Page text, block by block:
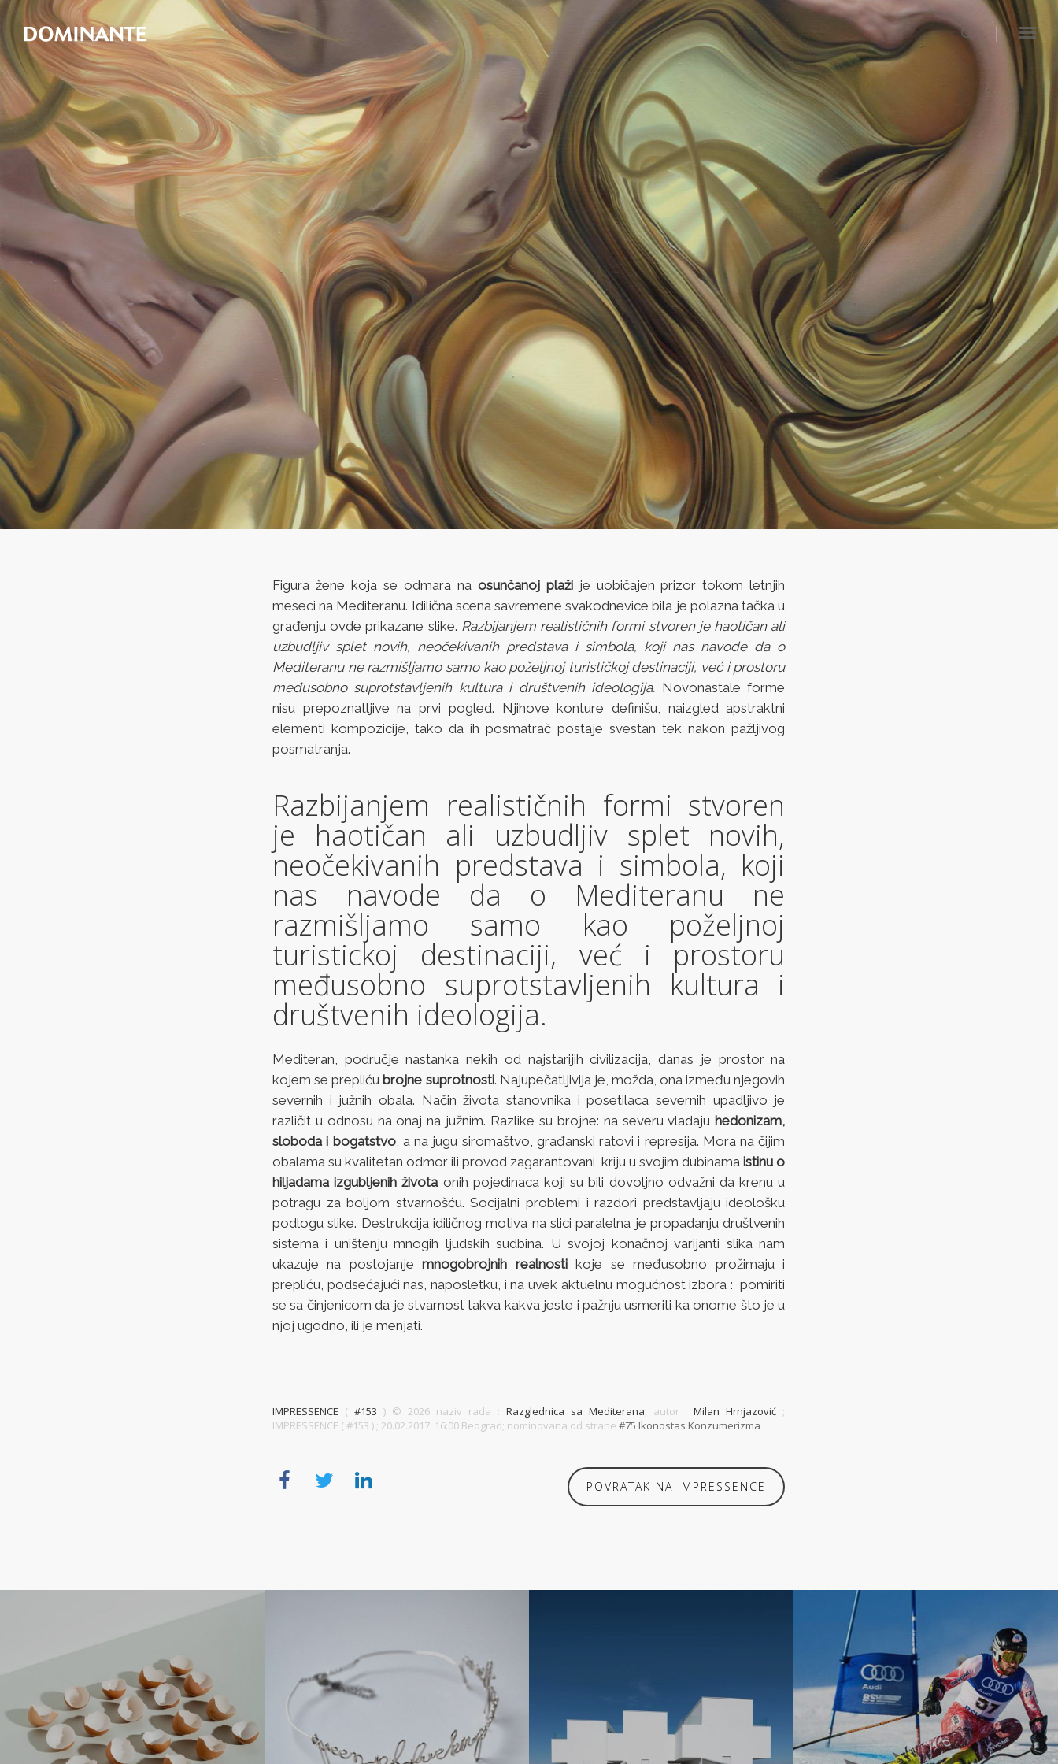
Figura žene koja se odmara na osunčanoj plažije uobičajen prizor tokom letnjih
meseci na Mediteranu. Idilična scena savremene svakodnevice bila je polazna tačka u
građenju ovde prikazane slike. Razbijanjem realističnih formi stvoren je haotičan ali
uzbudljiv splet novih, neočekivanih predstava i simbola, koji nas navode da o
Mediteranu ne razmišljamo samo kao poželjnoj turističkoj destinaciji, već i prostoru
međusobno suprotstavljenih kultura i društvenih ideologija. Novonastale forme
nisu prepoznatljive na prvi pogled. Njihove konture definišu, naizgled apstraktni
elementi kompozicije, tako da ih posmatrač postaje svestan tek nakon pažljivog
posmatranja.
Razbijanjem realističnih formi stvoren
je haotičan ali uzbudljiv splet novih,
neočekivanih predstava i simbola, koji
nas navode da o Mediteranu ne
razmišljamo samo kao poželjnoj
turistickoj destinaciji, već i prostoru
međusobno suprotstavljenih kultura i
društvenih ideologija.
Mediteran, područje nastanka nekih od najstarijih civilizacija, danas je prostor na
kojem se prepliću brojne suprotnosti. Najupečatljivija je, možda, ona između njegovih
severnih i južnih obala. Način života stanovnika i posetilaca severnih upadljivo je
različit u odnosu na onaj na južnim. Razlike su brojne: na severu vladaju hedonizam,
sloboda i bogatstvo, a na jugu siromaštvo, građanski ratovi i represija. Mora na čijim
obalama su kvalitetan odmor ili provod zagarantovani, kriju u svojim dubinama istinu o
hiljadama izgubljenih života onih pojedinaca koji su bili dovoljno odvažni da krenu u
potragu za boljom stvarnošću. Socijalni problemi i razdori predstavljaju ideološku
podlogu slike. Destrukcija idiličnog motiva na slici paralelna je propadanju društvenih
sistema i uništenju mnogih ljudskih sudbina. U svojoj konačnoj varijanti slika nam
ukazuje na postojanjemnogobrojnih realnostikoje se međusobno prožimaju i
prepliću, podsećajući nas, naposletku, i na uvek aktuelnu mogućnost izbora : pomiriti
se sa činjenicom da je stvarnost takva kakva jeste i pažnju usmeriti ka onome što je u
njoj ugodno, ili je menjati.
IMPRESSENCE ( #153 ) © 2026 naziv rada : Razglednica sa Mediterana, autor :Milan Hrnjazović ;
IMPRESSENCE ( #153 ) ; 20.02.2017. 16:00 Beograd; nominovana od strane #75 Ikonostas Konzumerizma
POVRATAK NA IMPRESSENCE